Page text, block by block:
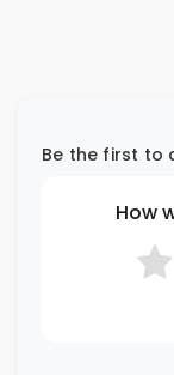
Be the first to
How